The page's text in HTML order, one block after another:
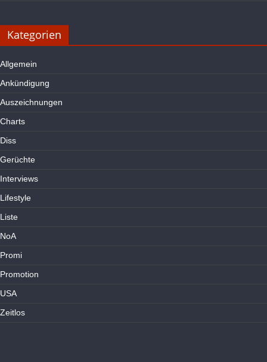
Kategorien
Allgemein
Ankündigung
Auszeichnungen
Charts
Diss
Gerüchte
Interviews
Lifestyle
Liste
NoA
Promi
Promotion
USA
Zeitlos